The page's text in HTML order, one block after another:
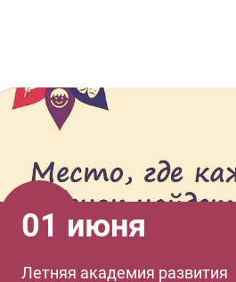
01 июня
Летняя академия развития